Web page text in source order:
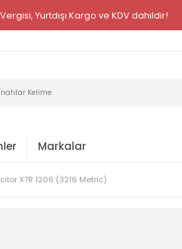
Yurtdışı Kargo ve KDV dahildir!
Markalar
X7R 1206 (3216 Metric)